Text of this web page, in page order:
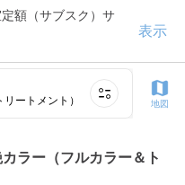
額（サブスク）サ
表示
ートメント）
地図
ラー（フルカラー＆ト